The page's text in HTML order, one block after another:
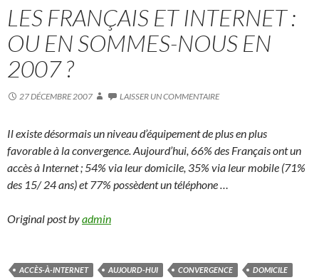
LES FRANÇAIS ET INTERNET :
OU EN SOMMES-NOUS EN
2007 ?
27 DÉCEMBRE 2007 LAISSER UN COMMENTAIRE
Il existe désormais un niveau d’équipement de plus en plus
favorable à la convergence. Aujourd’hui, 66% des Français ont un
accès à Internet ; 54% via leur domicile, 35% via leur mobile (71%
des 15/ 24 ans) et 77% possèdent un téléphone …
Original post byadmin
ACCÈS-À-INTERNET AUJOURD-HUI CONVERGENCE DOMICILE